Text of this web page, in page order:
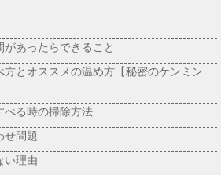
あったらできること
とオススメの温め方【秘密のケンミン
べる時の掃除方法
せ問題
い理由